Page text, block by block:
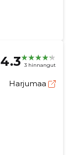
4.3 3 hinnangut
Harjumaa